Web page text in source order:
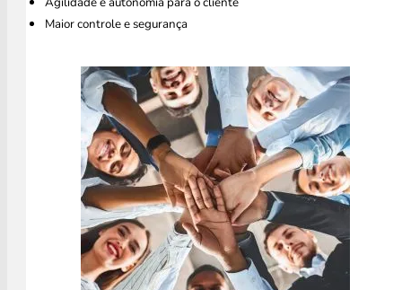
Maior controle e segurança